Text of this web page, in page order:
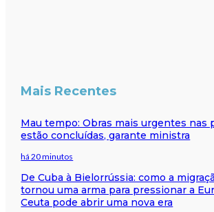
Mais Recentes
Mau tempo: Obras mais urgentes nas
estão concluídas, garante ministra
há 20 minutos
De Cuba à Bielorrússia: como a
tornou uma arma para pressionar a
Ceuta pode abrir uma nova era